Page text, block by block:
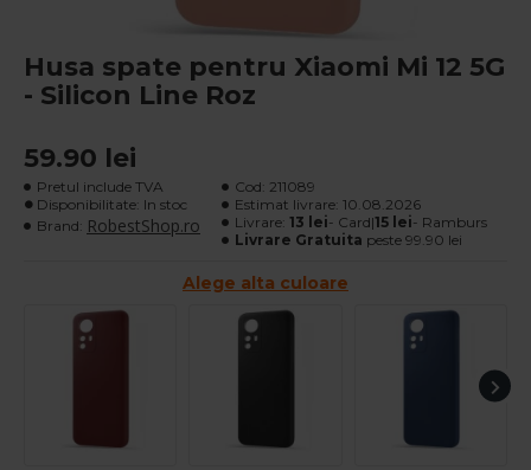
Husa spate pentru Xiaomi Mi 12 5G
- Silicon Line Roz
59.90 lei
Pretul include TVA
Disponibilitate: In stoc
Brand: RobestShop.ro
Cod: 211089
Estimat livrare: 10.08.2026
Livrare: 13 lei- Card|15 lei- Ramburs
Livrare Gratuita peste 99.90 lei
Alege alta culoare